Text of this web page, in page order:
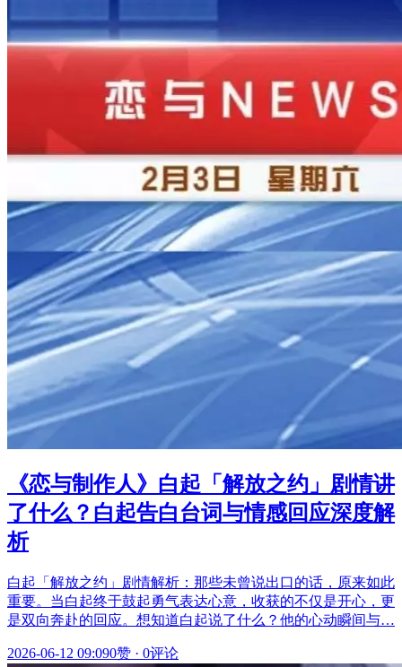
《恋与制作人》白起「解放之约」剧情讲
了什么？白起告白台词与情感回应深度解
析
白起「解放之约」剧情解析：那些未曾说出口的话，原来如此
重要。当白起终于鼓起勇气表达心意，收获的不仅是开心，更
是双向奔赴的回应。想知道白起说了什么？他的心动瞬间与…
2026-06-12 09:090赞 · 0评论